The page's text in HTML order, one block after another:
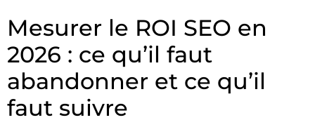
Mesurer le ROI SEO en
2026 : ce qu’il faut
abandonner et ce qu’il
faut suivre